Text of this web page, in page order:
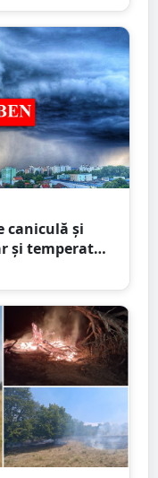
caniculă și
și temperaturi